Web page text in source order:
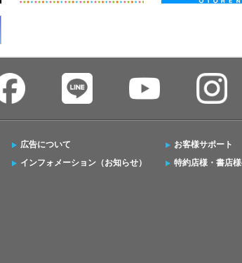
広告について
インフォメーション（お知らせ）
お客様サポート
特約店様・書店